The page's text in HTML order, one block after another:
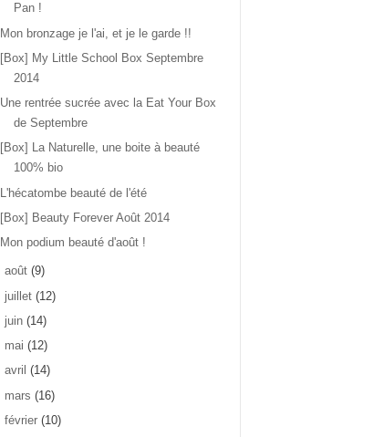
Pan !
Mon bronzage je l'ai, et je le garde !!
[Box] My Little School Box Septembre
2014
Une rentrée sucrée avec la Eat Your Box
de Septembre
[Box] La Naturelle, une boite à beauté
100% bio
L'hécatombe beauté de l'été
[Box] Beauty Forever Août 2014
Mon podium beauté d'août !
août (9)
juillet (12)
juin (14)
mai (12)
avril (14)
mars (16)
février (10)